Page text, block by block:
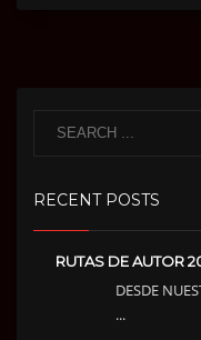
RECENT POSTS
RUTAS DE AUTOR
DESDE
...